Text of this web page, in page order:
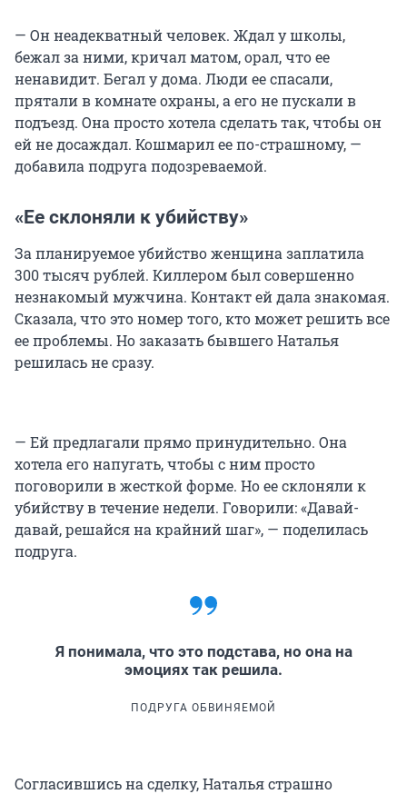
— Он неадекватный человек. Ждал у школы,
бежал за ними, кричал матом, орал, что ее
ненавидит. Бегал у дома. Люди ее спасали,
прятали в комнате охраны, а его не пускали в
подъезд. Она просто хотела сделать так, чтобы он
ей не досаждал. Кошмарил ее по-страшному, —
добавила подруга подозреваемой.
«Ее склоняли к убийству»
За планируемое убийство женщина заплатила
300 тысяч рублей. Киллером был совершенно
незнакомый мужчина. Контакт ей дала знакомая.
Сказала, что это номер того, кто может решить все
ее проблемы. Но заказать бывшего Наталья
решилась не сразу.
— Ей предлагали прямо принудительно. Она
хотела его напугать, чтобы с ним просто
поговорили в жесткой форме. Но ее склоняли к
убийству в течение недели. Говорили: «Давай-
давай, решайся на крайний шаг», — поделилась
подруга.
Я понимала, что это подстава, но она на
эмоциях так решила.
ПОДРУГА ОБВИНЯЕМОЙ
Согласившись на сделку, Наталья страшно